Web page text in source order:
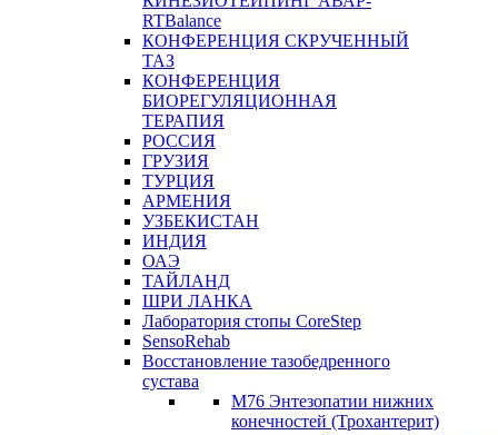
RTBalance
КОНФЕРЕНЦИЯ СКРУЧЕННЫЙ
ТАЗ
КОНФЕРЕНЦИЯ
БИОРЕГУЛЯЦИОННАЯ
ТЕРАПИЯ
РОССИЯ
ГРУЗИЯ
ТУРЦИЯ
АРМЕНИЯ
УЗБЕКИСТАН
ИНДИЯ
ОАЭ
ТАЙЛАНД
ШРИ ЛАНКА
Лаборатория стопы CoreStep
SensoRehab
Восстановление тазобедренного
сустава
М76 Энтезопатии нижних
конечностей (Трохантерит)